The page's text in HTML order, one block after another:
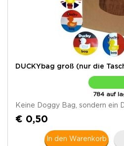
DUCKYbag groß (nur die
784 auf
Keine Doggy Bag, sondern ein
€ 0,50
In den Warenkorb